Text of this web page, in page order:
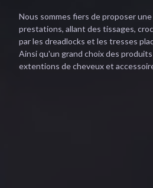
Nous sommes fiers de proposer
prestations, allant des tissages,
par les dreadlocks et les tresses
Ainsi qu'un grand choix des
extentions de cheveux et